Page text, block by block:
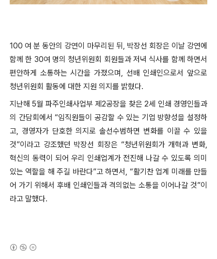
100 여 분 동안의 강연이 마무리된 뒤, 박장선 회장은 이날 강연에
함께 한 30여 명의 청년위원회 회원들과 저녁 식사를 함께 하면서
편안하게 소통하는 시간을 가졌으며, 선배 인쇄인으로서 앞으로
청년위원회 활동에 대한 지원 의지를 밝혔다.
지난해 5월 파주인쇄사업부 제2공장을 찾은 2세 인쇄 경영인들과
의 간담회에서 “임직원들이 공감할 수 있는 기업 방향성을 설정하
고, 경영자가 단호한 의지로 솔선수범하면 변화를 이끌 수 있을
것”이라고 강조했던 박장선 회장은 “청년위원회가 개혁과 변화,
혁신의 동력이 되어 우리 인쇄업계가 전진해 나갈 수 있도록 의미
있는 역할을 해 주길 바란다”고 하면서, “활기찬 업계 미래를 만들
어 가기 위해서 후배 인쇄인들과 격의없는 소통을 이어나갈 것”이
라고 말했다.